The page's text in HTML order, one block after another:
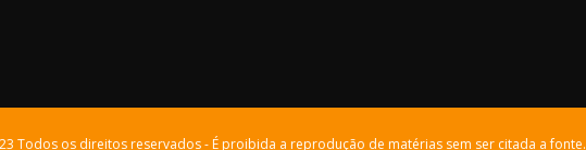
Todos os direitos reservados - É proibida a reprodução de matérias sem ser citada a fonte.